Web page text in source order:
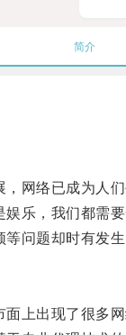
简介
络已成为人们
，我们都需要
题却时有发生
出现了很多网